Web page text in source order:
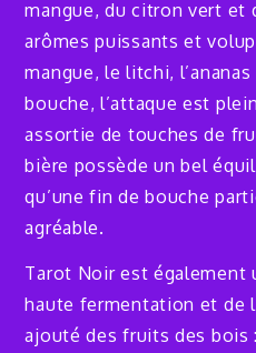
mangue, du citron vert et
arômes puissants et
mangue, le litchi,
bouche, l’attaque est
assortie de touches de
bière possède un bel
qu’une fin de bouche
agréable.
Tarot Noir est également
haute fermentation et de
ajouté des fruits des bois